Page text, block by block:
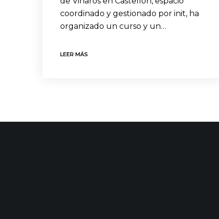
coordinado y gestionado por init, ha
organizado un curso y un…
LEER MÁS